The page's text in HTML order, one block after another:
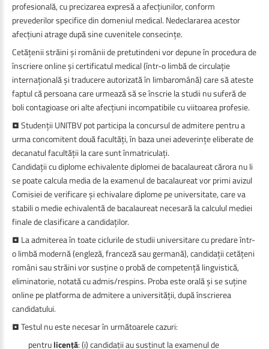
profesională, cu precizarea expresă a afecțiunilor, conform
prevederilor specifice din domeniul medical. Nedeclararea acestor
afecțiuni atrage după sine cuvenitele consecințe.
Cetățenii străini și românii de pretutindeni vor depune în procedura de
înscriere online și certificatul medical (într-o limbă de circulație
internațională și traducere autorizată în limbaromână) care să ateste
faptul că persoana care urmează să se înscrie la studii nu suferă de
boli contagioase ori alte afecțiuni incompatibile cu viitoarea profesie.
• Studenții UNITBV pot participa la concursul de admitere pentru a
urma concomitent două facultăți, în baza unei adeverințe eliberate de
decanatul facultății la care sunt înmatriculați.
Candidații cu diplome echivalente diplomei de bacalaureat cărora nu li
se poate calcula media de la examenul de bacalaureat vor primi avizul
Comisiei de verificare și echivalare diplome pe universitate, care va
stabili o medie echivalentă de bacalaureat necesară la calculul mediei
finale de clasificare a candidaților.
• La admiterea în toate ciclurile de studii universitare cu predare într-
o limbă modernă (engleză, franceză sau germană), candidații cetățeni
români sau străini vor susține o probă de competență lingvistică,
eliminatorie, notată cu admis/respins. Proba este orală și se suține
online pe platforma de admitere a universității, după înscrierea
candidatului.
• Testul nu este necesar în următoarele cazuri:
pentrulicență: (i) candidații au susținut la examenul de